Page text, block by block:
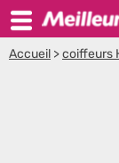
Accueil >coiffeurs